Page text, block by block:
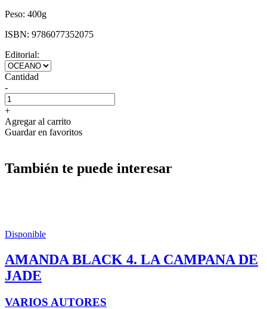
Peso: 400g
ISBN: 9786077352075
Editorial:
Cantidad
-
+
Agregar al carrito
Guardar en favoritos
También te puede interesar
Disponible
AMANDA BLACK 4. LA CAMPANA DE
JADE
VARIOS AUTORES